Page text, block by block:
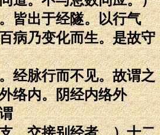
皆出于经隧。以行气
病乃变化而生。是故守
经脉行而不见。故谓之
络内。阴经内络外